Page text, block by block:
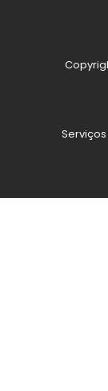
Serviços